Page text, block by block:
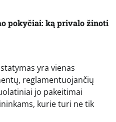
pokyčiai: ką privalo žinoti
yra vienas
reglamentuojančių
jo pakeitimai
kurie turi ne tik